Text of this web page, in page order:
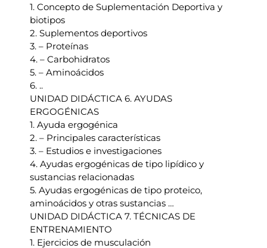
1. Concepto de Suplementación Deportiva y
biotipos
2. Suplementos deportivos
3. – Proteínas
4. – Carbohidratos
5. – Aminoácidos
6. ..
UNIDAD DIDÁCTICA 6. AYUDAS
ERGOGÉNICAS
1. Ayuda ergogénica
2. – Principales características
3. – Estudios e investigaciones
4. Ayudas ergogénicas de tipo lipídico y
sustancias relacionadas
5. Ayudas ergogénicas de tipo proteico,
aminoácidos y otras sustancias …
UNIDAD DIDÁCTICA 7. TÉCNICAS DE
ENTRENAMIENTO
1. Ejercicios de musculación